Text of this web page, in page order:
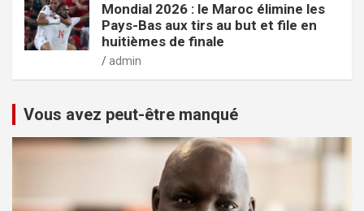
Mondial 2026 : le Maroc élimine les
Pays-Bas aux tirs au but et file en
huitièmes de finale
admin
Vous avez peut-être manqué